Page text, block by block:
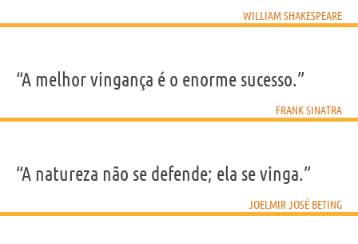
WILLIAM SHAKESPEARE
“A melhor vingança é o enorme sucesso.”
FRANK SINATRA
“A natureza não se defende; ela se vinga.”
JOELMIR JOSÉ BETING